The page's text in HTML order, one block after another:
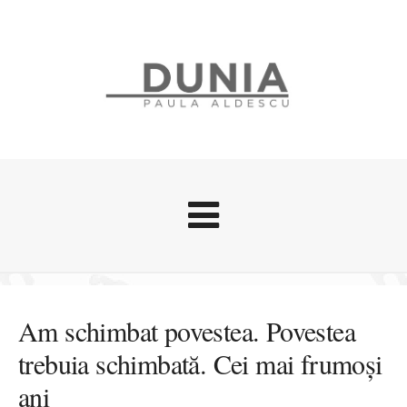
Stari afective
Zice Dunia
Călătorii
Am schimbat povestea. Povestea
trebuia schimbată. Cei mai frumoși
ani